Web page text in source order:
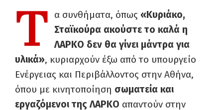
Τ α συνθήματα, όπως «Κυριάκο,
Σταϊκούρα ακούστε το καλά η
ΛΑΡΚΟ δεν θα γίνει μάντρα για
υλικά», κυριαρχούν έξω από το υπουργείο
Ενέργειας και Περιβάλλοντος στην Αθήνα,
όπου με κινητοποίηση σωματεία και
εργαζόμενοι της ΛΑΡΚΟ απαντούν στην